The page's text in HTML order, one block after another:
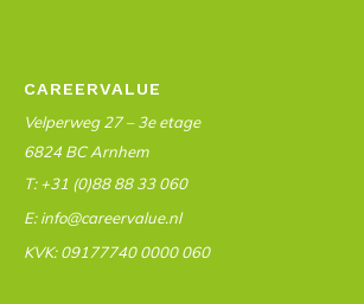
CAREERVALUE
Velperweg 27 – 3e etage
6824 BC Arnhem
T: +31 (0)88 88 33 060
E: info@careervalue.nl
KVK: 09177740 0000 060